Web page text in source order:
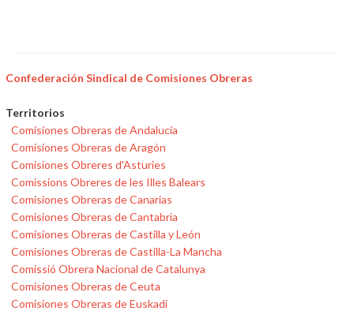
Confederación Sindical de Comisiones Obreras
Territorios
Comisiones Obreras de Andalucía
Comisiones Obreras de Aragón
Comisiones Obreres d'Asturies
Comissions Obreres de les Illes Balears
Comisiones Obreras de Canarias
Comisiones Obreras de Cantabria
Comisiones Obreras de Castilla y León
Comisiones Obreras de Castilla-La Mancha
Comissió Obrera Nacional de Catalunya
Comisiones Obreras de Ceuta
Comisiones Obreras de Euskadi